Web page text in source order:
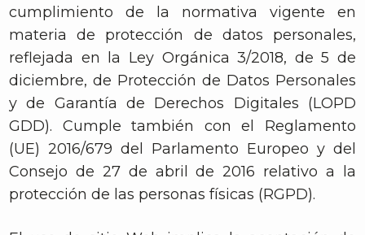
cumplimiento de la normativa vigente en
materia de protección de datos personales,
reflejada en la Ley Orgánica 3/2018, de 5 de
diciembre, de Protección de Datos Personales
y de Garantía de Derechos Digitales (LOPD
GDD). Cumple también con el Reglamento
(UE) 2016/679 del Parlamento Europeo y del
Consejo de 27 de abril de 2016 relativo a la
protección de las personas físicas (RGPD).